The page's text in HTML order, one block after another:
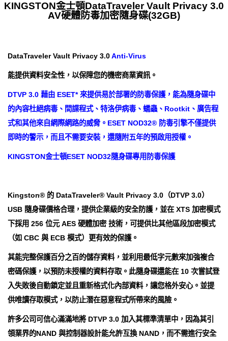
KINGSTON金士頓DataTraveler Vault Privacy 3.0
AV硬體防毒加密隨身碟(32GB)
DataTraveler Vault Privacy 3.0Anti-Virus
能提供資料安全性，以保障您的機密商業資訊。
DTVP 3.0 藉由 ESET* 來提供易於部署的防毒保護，能為隨身碟中
的內容杜絕病毒、間諜程式、特洛伊病毒、蠕蟲、Rootkit、廣告程
式和其他來自網際網路的威脅。ESET NOD32® 防毒引擎不僅提供
即時的警示，而且不需要安裝，還隨附五年的預啟用授權。
KINGSTON金士頓ESET NOD32隨身碟專用防毒保護
Kingston® 的 DataTraveler® Vault Privacy 3.0（DTVP 3.0）
USB 隨身碟價格合理，提供企業級的安全防護，並在 XTS 加密模式
下採用 256 位元 AES 硬體加密 技術，可提供比其他區段加密模式
（如 CBC 與 ECB 模式）更有效的保護。
其能完整保護百分之百的儲存資料，並利用最低字元數來加強複合
密碼保護，以預防未授權的資料存取。此隨身碟還能在 10 次嘗試登
入失敗後自動鎖定並且重新格式化內部資料，讓您格外安心。並提
供唯讀存取模式，以防止潛在惡意程式所帶來的風險。
許多公司可信心滿滿地將 DTVP 3.0 加入其標準清單中，因為其引
領業界的NAND 與控制器設計能允許互換 NAND，而不需進行安全